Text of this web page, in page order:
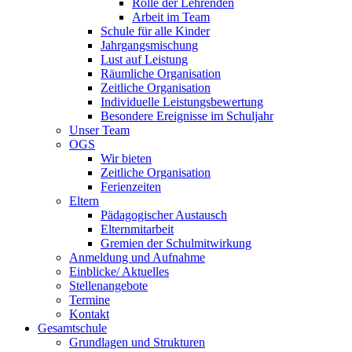
Arbeit im Team
Schule für alle Kinder
Jahrgangsmischung
Lust auf Leistung
Räumliche Organisation
Zeitliche Organisation
Individuelle Leistungsbewertung
Besondere Ereignisse im Schuljahr
Unser Team
OGS
Wir bieten
Zeitliche Organisation
Ferienzeiten
Eltern
Pädagogischer Austausch
Elternmitarbeit
Gremien der Schulmitwirkung
Anmeldung und Aufnahme
Einblicke/ Aktuelles
Stellenangebote
Termine
Kontakt
Gesamtschule
Grundlagen und Strukturen